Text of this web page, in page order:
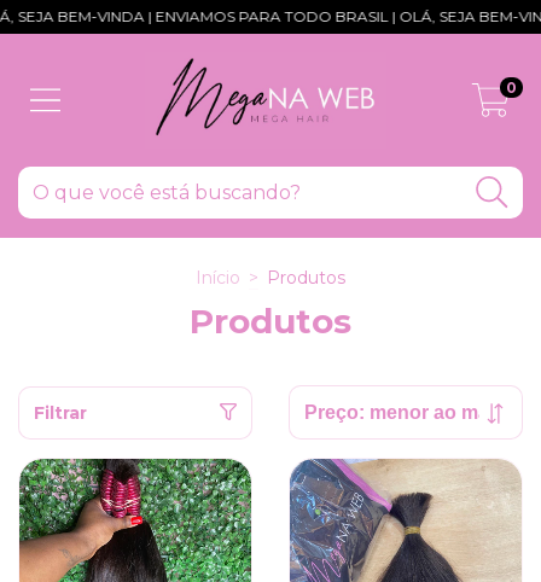
PARA TODO BRASIL | OLÁ, SEJA BEM-VINDA | ENVIAMOS PARA
0
Início > Produtos
Produtos
Filtrar